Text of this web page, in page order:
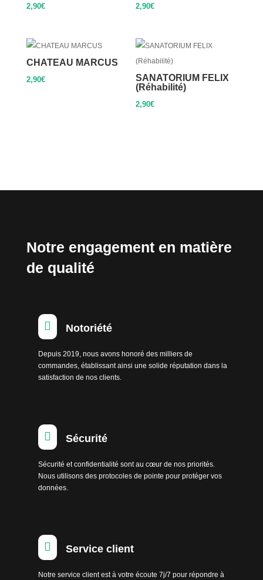
2,90€ 2,90€
CHATEAU MARCUS
2,90€
SANATORIUM FELIX
(Réhabilité)
2,90€
Notre engagement en matière
de qualité
 Notoriété
Depuis 2019, nous avons honoré des milliers de
commandes, établissant ainsi une solide réputation dans la
satisfaction de nos clients.
 Sécurité
Sécurité et confidentialité sont au cœur de nos priorités.
Nous utilisons des protocoles de pointe pour protéger vos
données.
 Service client
Notre service client est à votre écoute 7j/7 pour répondre à